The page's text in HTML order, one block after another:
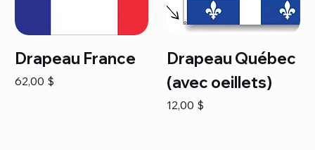
Drapeau France
Prix
62,00 $
Drapeau Québec
(avec oeillets)
Prix
12,00 $